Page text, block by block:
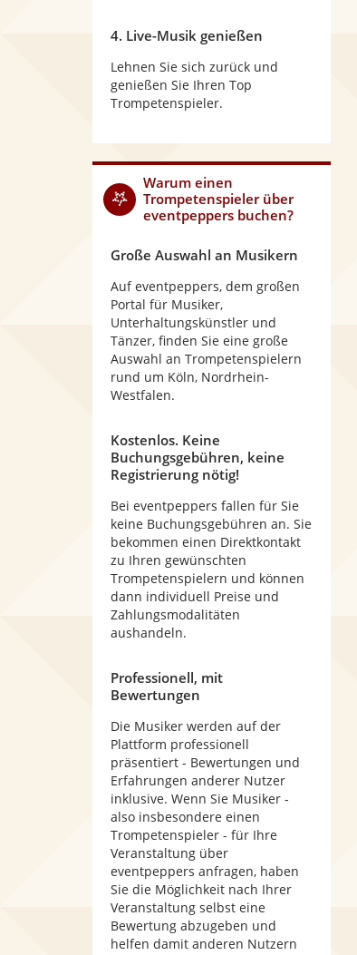
4. Live-Musik genießen
Lehnen Sie sich zurück und
genießen Sie Ihren Top
Trompetenspieler.
Warum einen
Trompetenspielerüber
eventpeppers buchen?
Große Auswahl an Musikern
Auf eventpeppers, dem großen
Portal für Musiker,
Unterhaltungskünstler und
Tänzer, finden Sie eine große
Auswahl an Trompetenspielern
rund um Köln, Nordrhein-
Westfalen.
Kostenlos. Keine
Buchungsgebühren, keine
Registrierung nötig!
Bei eventpeppers fallen für Sie
keine Buchungsgebühren an. Sie
bekommen einen Direktkontakt
zu Ihren gewünschten
Trompetenspielern und können
dann individuell Preise und
Zahlungsmodalitäten
aushandeln.
Professionell, mit
Bewertungen
Die Musiker werden auf der
Plattform professionell
präsentiert - Bewertungen und
Erfahrungen anderer Nutzer
inklusive. Wenn Sie Musiker -
also insbesondere einen
Trompetenspieler - für Ihre
Veranstaltung über
eventpeppers anfragen, haben
Sie die Möglichkeit nach Ihrer
Veranstaltung selbst eine
Bewertung abzugeben und
helfen damit anderen Nutzern